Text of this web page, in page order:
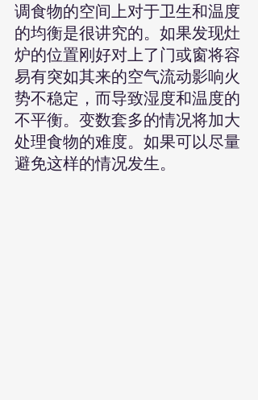
调食物的空间上对于卫生和温度
的均衡是很讲究的。如果发现灶
炉的位置刚好对上了门或窗将容
易有突如其来的空气流动影响火
势不稳定，而导致湿度和温度的
不平衡。变数套多的情况将加大
处理食物的难度。如果可以尽量
避免这样的情况发生。